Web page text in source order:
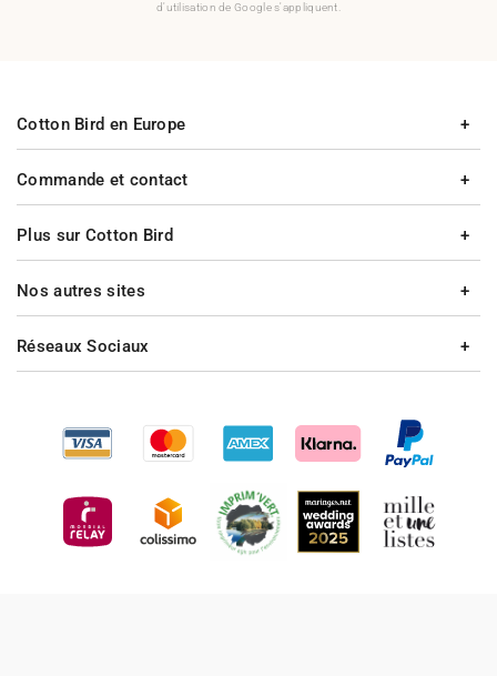
d'utilisation de Google s'appliquent.
Commande et contact
Plus sur Cotton Bird
Cotton Bird en Europe
Nos autres sites
Réseaux Sociaux